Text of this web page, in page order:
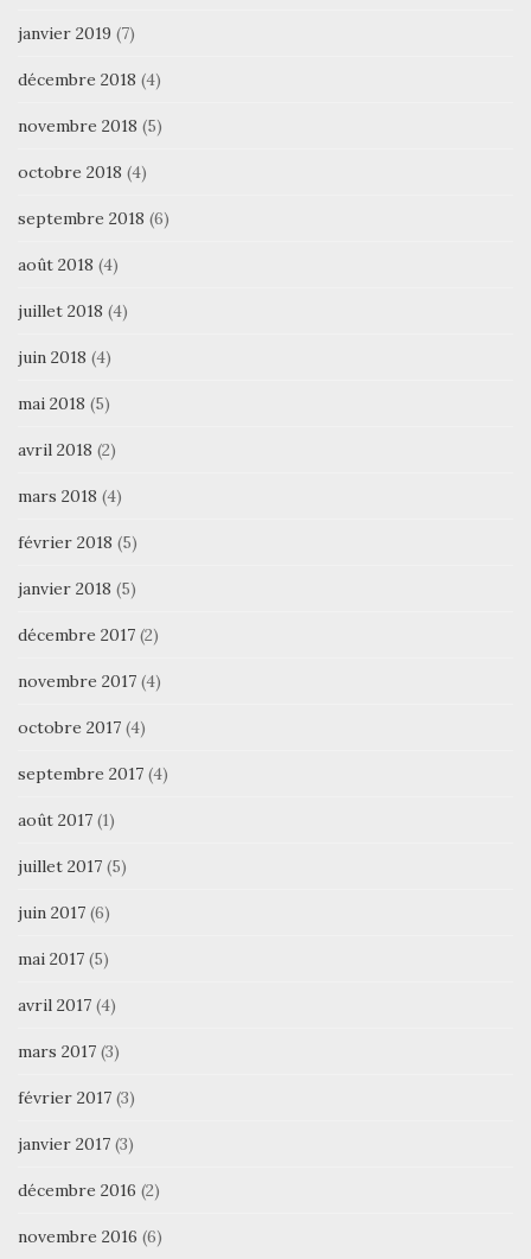
janvier 2019 (7)
décembre 2018 (4)
novembre 2018 (5)
octobre 2018 (4)
septembre 2018 (6)
août 2018 (4)
juillet 2018 (4)
juin 2018 (4)
mai 2018 (5)
avril 2018 (2)
mars 2018 (4)
février 2018 (5)
janvier 2018 (5)
décembre 2017 (2)
novembre 2017 (4)
octobre 2017 (4)
septembre 2017 (4)
août 2017 (1)
juillet 2017 (5)
juin 2017 (6)
mai 2017 (5)
avril 2017 (4)
mars 2017 (3)
février 2017 (3)
janvier 2017 (3)
décembre 2016 (2)
novembre 2016 (6)